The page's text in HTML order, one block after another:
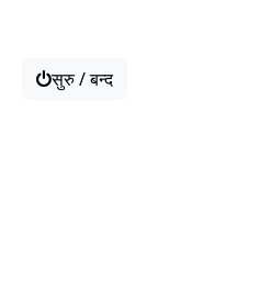
सुरु / बन्द